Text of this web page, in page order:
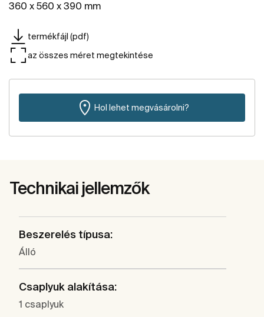
360 x 560 x 390 mm
termékfájl (pdf)
az összes méret megtekintése
Hol lehet megvásárolni?
Technikai jellemzők
Beszerelés típusa:
Álló
Csaplyuk alakítása:
1 csaplyuk